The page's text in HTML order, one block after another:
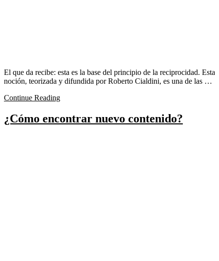
El que da recibe: esta es la base del principio de la reciprocidad. Esta
noción, teorizada y difundida por Roberto Cialdini, es una de las …
Continue Reading
¿Cómo encontrar nuevo contenido?